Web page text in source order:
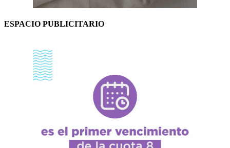
ESPACIO PUBLICITARIO